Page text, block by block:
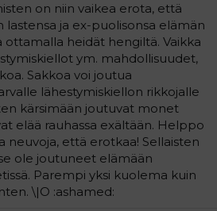
on niin vaikea erota, että
ja ex-puolisonsa elämän
heidät hengiltä. Vaikka
ym. mahdollisuudet,
Sakkoa voi joutua
lähestymiskiellon rikkojalle
kärsimään joutuvat monet
elää rauhassa exältään. Helppo
neuvoja, että erotkaa! Sellaisten
ole joutuneet elämään
Parempi yksi kuolema kuin
\|O :ashamed: